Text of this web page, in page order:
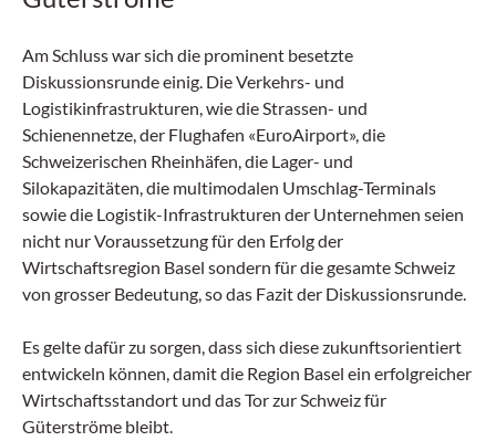
Am Schluss war sich die prominent besetzte
Diskussionsrunde einig. Die Verkehrs- und
Logistikinfrastrukturen, wie die Strassen- und
Schienennetze, der Flughafen «EuroAirport», die
Schweizerischen Rheinhäfen, die Lager- und
Silokapazitäten, die multimodalen Umschlag-Terminals
sowie die Logistik-Infrastrukturen der Unternehmen seien
nicht nur Voraussetzung für den Erfolg der
Wirtschaftsregion Basel sondern für die gesamte Schweiz
von grosser Bedeutung, so das Fazit der Diskussionsrunde.
Es gelte dafür zu sorgen, dass sich diese zukunftsorientiert
entwickeln können, damit die Region Basel ein erfolgreicher
Wirtschaftsstandort und das Tor zur Schweiz für
Güterströme bleibt.